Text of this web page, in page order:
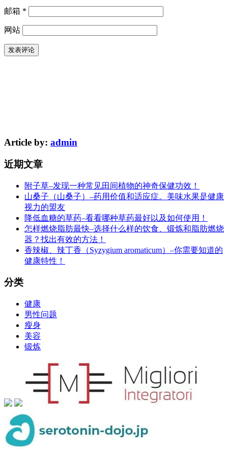
邮箱 *
网站
Article by: admin
近期文章
附子草–发现一种常见田间植物的神奇保健功效！
山桑子（山桑子）–药用价值和适应症。美味水果是健康
视力的盟友
降低血糖的草药–看看哪种草药最好以及如何使用！
怎样燃烧脂肪最快–选择什么样的饮食、锻炼和脂肪燃烧
器？找出有效的方法！
香辣椒、辣丁香（Syzygium aromaticum）–你需要知道的
健康特性！
分类
健康
男性问题
瘦身
美容
锻炼